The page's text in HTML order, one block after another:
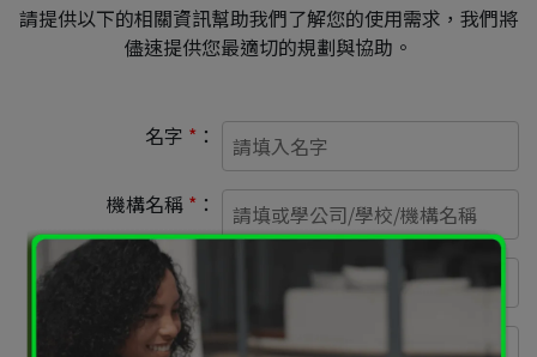
請提供以下的相關資訊幫助我們了解您的使用需求，我們將
儘速提供您最適切的規劃與協助。
名字 * ：
機構名稱 * ：
聯絡電話
Email* ：